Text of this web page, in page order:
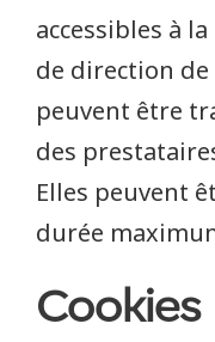
accessibles à
de direction de
peuvent être
des
Elles peuvent
durée
Cookies